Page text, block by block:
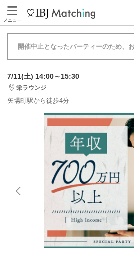
メニュー
開催中止となったパーティーのため、
7/11(土) 14:00～15:30
栄ラウンジ
矢場町駅から徒歩4分